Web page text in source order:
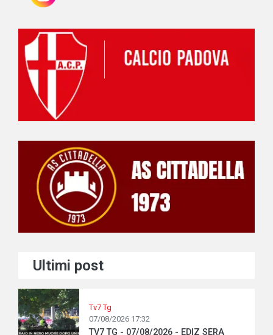
Ultimi post
Tv7 Tg
07/08/2026 17:32
TV7 TG - 07/08/2026 - EDIZ SERA